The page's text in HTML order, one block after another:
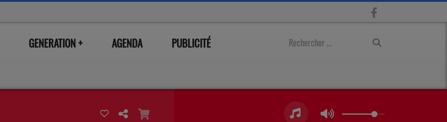
GENERATION + AGENDA PUBLICITÉ